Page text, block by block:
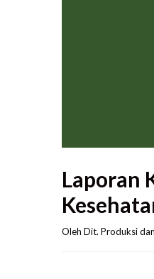
Laporan
Oleh Dit. Produksi